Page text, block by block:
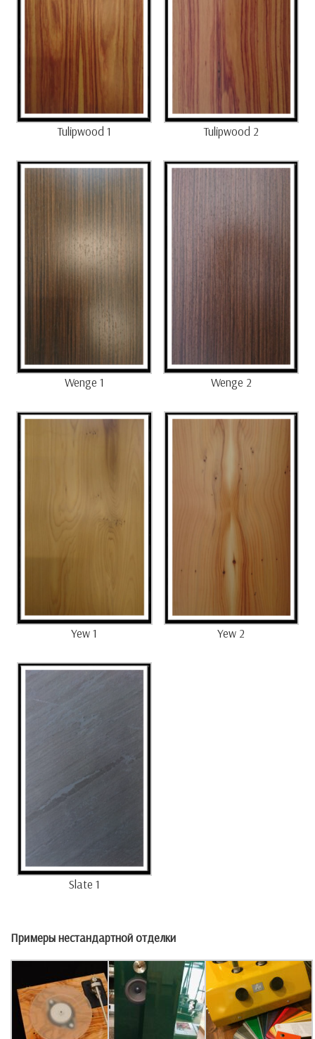
Tulipwood 1 Tulipwood 2
Wenge 1 Wenge 2
Yew 1 Yew 2
Slate 1
Примеры нестандартной отделки